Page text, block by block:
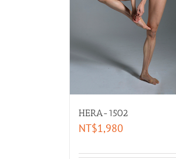
HERA-1502
NT$1,980